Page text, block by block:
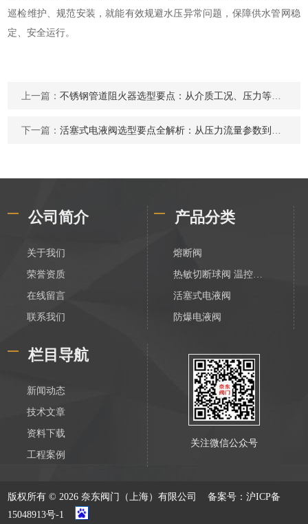
巡检维护、规范安装，就能有效规避水压异常问题，保障供水管网稳
定、安全运行。
上一篇：不锈钢管道阻火器选型要点：从介质工况、压力等级到防爆认证的筛选方法
下一篇：活塞式电液阀选型要点全解析：从压力流量参数到介质适配的完整指南
公司简介
关于我们
荣誉资质
在线留言
联系我们
产品分类
熔断阀
热敏切断球阀 温控切断阀
活塞式电液阀
防爆电液阀
装车数字控制阀
不锈钢活塞式电液阀
V788活塞式电液阀
膜片式电液阀
油库防爆紧急切断阀
栏目导航
新闻动态
技术文章
资料下载
工程案例
关注微信公众号
版权所有 © 2026 奈东阀门（上海）有限公司备案号：沪ICP备
15048913号-1